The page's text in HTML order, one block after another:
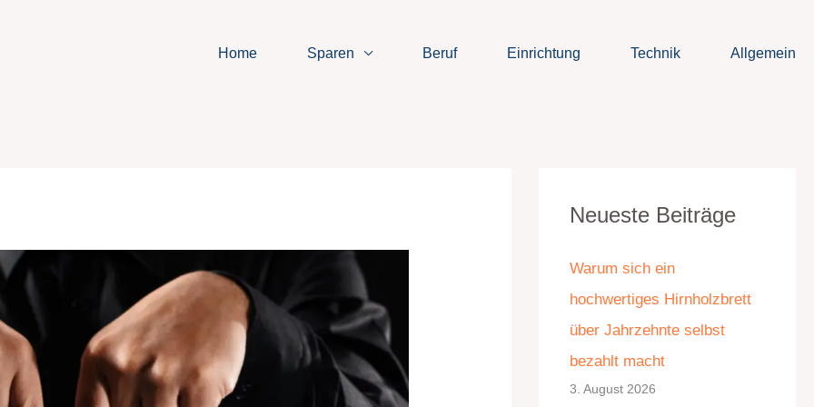
Home Sparen Beruf Einrichtung Technik Allgemein
Neueste Beiträge
Warum sich ein
hochwertiges Hirnholzbrett
über Jahrzehnte selbst
bezahlt macht
3. August 2026
a
e
g
o
r
i
r
h
i
v